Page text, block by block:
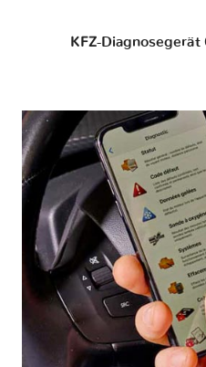
KFZ-